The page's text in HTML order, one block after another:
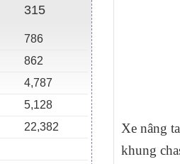
Xe nâng
khung
315
786
862
4,787
5,128
22,382